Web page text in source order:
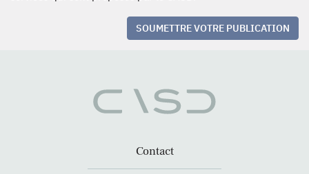
SOUMETTRE VOTRE PUBLICATION
Contact